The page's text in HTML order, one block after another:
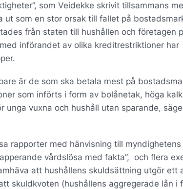
som Veidekke skrivit tillsammans
som en stor orsak till fallet på
från staten till hushållen och företagen
införandet av olika kreditrestriktioner har
är de som ska betala mest på
som införts i form av bolånetak, höga
vuxna och hushåll utan sparande,
rapporter med hänvisning till myndighetens
vårdslösa med fakta”, och flera
att hushållens skuldsättning utgör ett
skuldkvoten (hushållens aggregerade lån i